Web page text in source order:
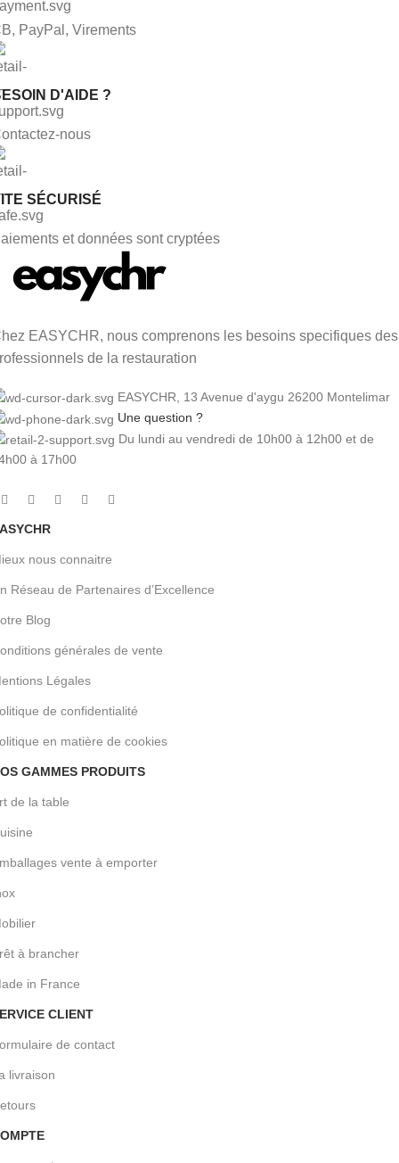
PayPal, Virements
D'AIDE ?
nous
SÉCURISÉ
et données sont cryptées
EASYCHR, nous comprenons les besoins specifiques des
de la restauration
EASYCHR, 13 Avenue d'aygu 26200 Montelimar
Une question ?
Du lundi au vendredi de 10h00 à 12h00 et de
à 17h00
nous connaitre
Réseau de Partenaires d’Excellence
Blog
générales de vente
Légales
de confidentialité
en matière de cookies
GAMMES PRODUITS
de la table
vente à emporter
à brancher
in France
CLIENT
de contact
livraison